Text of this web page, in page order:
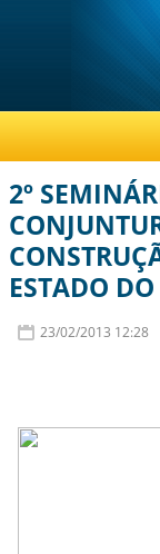
2º
ESTADO
23/02/2013 12:28